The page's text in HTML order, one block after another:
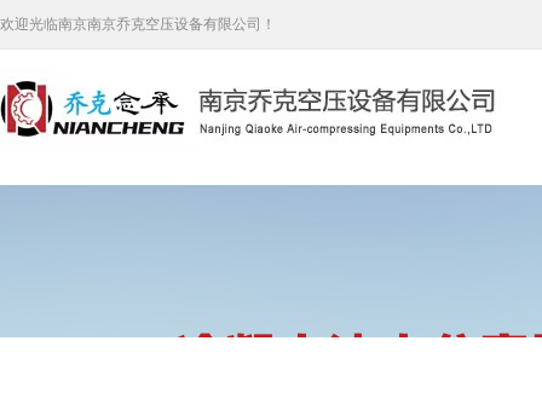
欢迎光临南京南京乔克空压设备有限公司！